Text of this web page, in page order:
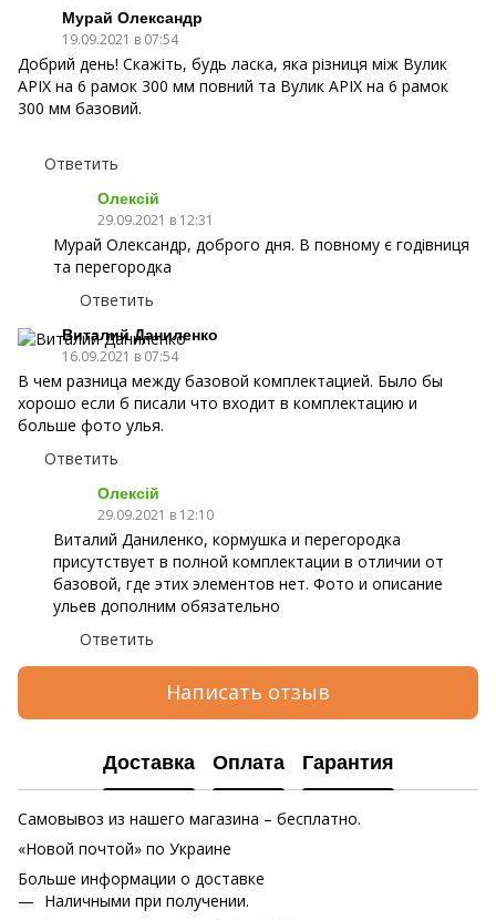
Мурай Олександр
19.09.2021 в 07:54
Добрий день! Скажіть, будь ласка, яка різниця між Вулик
APIX на 6 рамок 300 мм повний та Вулик APIX на 6 рамок
300 мм базовий.
Ответить
Олексій
29.09.2021 в 12:31
Мурай Олександр, доброго дня. В повному є годівниця
та перегородка
Ответить
Виталий Даниленко
16.09.2021 в 07:54
В чем разница между базовой комплектацией. Было бы
хорошо если б писали что входит в комплектацию и
больше фото улья.
Ответить
Олексій
29.09.2021 в 12:10
Виталий Даниленко, кормушка и перегородка
присутствует в полной комплектации в отличии от
базовой, где этих элементов нет. Фото и описание
ульев дополним обязательно
Ответить
Написать отзыв
Доставка Оплата Гарантия
Самовывоз из нашего магазина – бесплатно.
«Новой почтой» по Украине
Больше информации о доставке
Наличными при получении.